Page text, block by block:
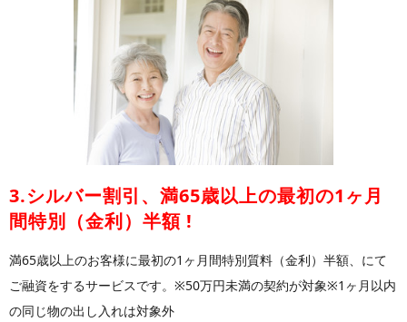
3.シルバー割引、満65歳以上の最初の1ヶ月
間特別（金利）半額 !
満65歳以上のお客様に最初の1ヶ月間特別質料（金利）半額、にて
ご融資をするサービスです。※50万円未満の契約が対象※1ヶ月以内
の同じ物の出し入れは対象外